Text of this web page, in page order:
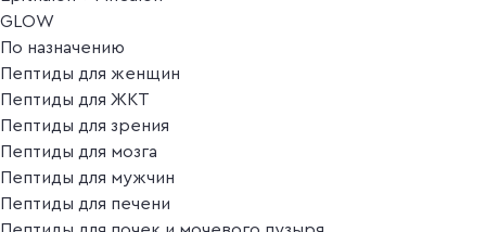
GLOW
По назначению
Пептиды для женщин
Пептиды для ЖКТ
Пептиды для зрения
Пептиды для мозга
Пептиды для мужчин
Пептиды для печени